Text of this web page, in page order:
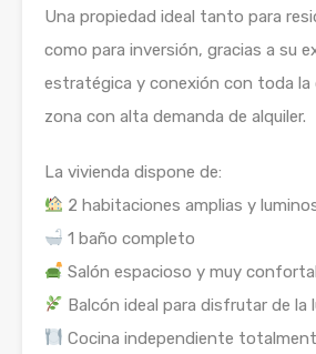
Una propiedad ideal tanto para
como para inversión, gracias a su
estratégica y conexión con toda la
zona con alta demanda de alquiler.
La vivienda dispone de:
2 habitaciones amplias y
1 baño completo
Salón espacioso y muy
Balcón ideal para disfrutar de la
Cocina independiente